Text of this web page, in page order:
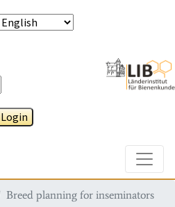
Login
Breed planning for inseminators